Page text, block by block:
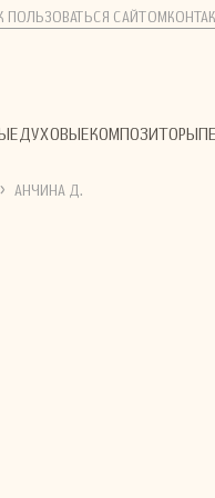
ПОЛЬЗОВАТЬСЯ САЙТОМ
ДУХОВЫЕКОМПОЗИТОРЫ
› АНЧИНА Д.